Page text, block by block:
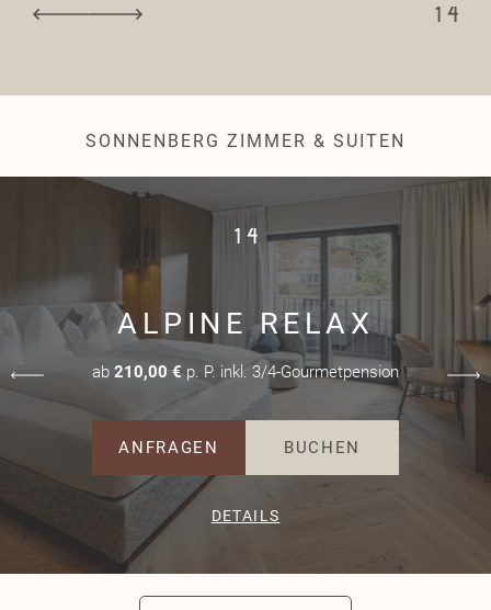
1 4
SONNENBERG ZIMMER & SUITEN
1 4
ALPINE RELAX
ab 210,00 € p. P. inkl. 3/4-Gourmetpension
ANFRAGEN BUCHEN
DETAILS